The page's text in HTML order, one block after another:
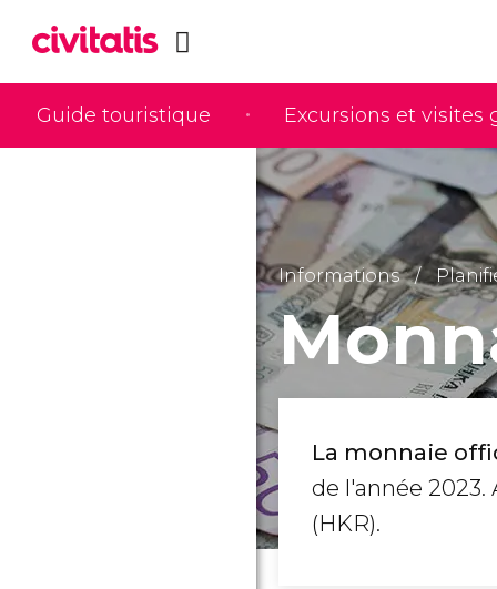
Guide touristique Excursions et visites
Informations
La monnaie
de l'année 2023.
(HKR).